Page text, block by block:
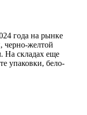
года на рынке
черно-желтой
На складах еще
упаковки, бело-